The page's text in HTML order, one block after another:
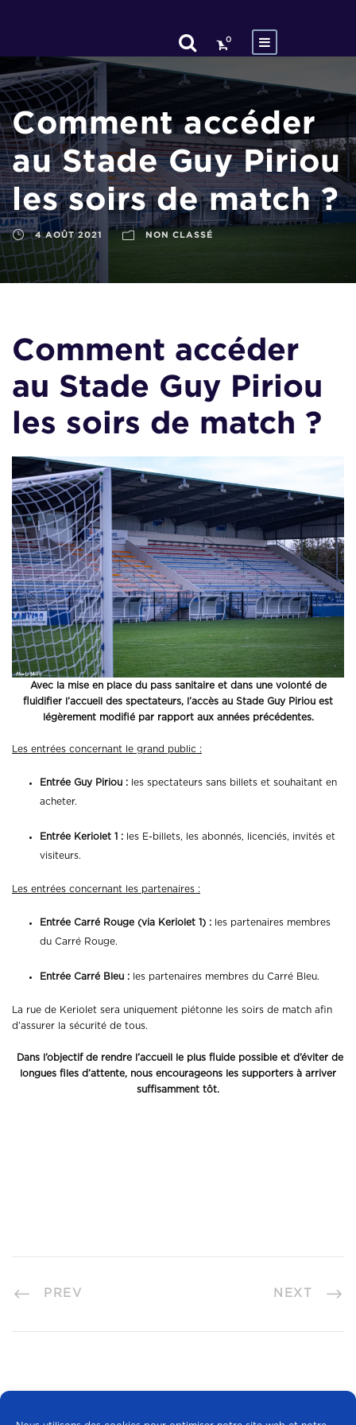
0
Comment accéder
au Stade Guy Piriou
les soirs de match ?
4 AOÛT 2021 NON CLASSÉ
Comment accéder
au Stade Guy Piriou
les soirs de match ?
Avec la mise en place du pass sanitaire et dans une volonté de
fluidifier l’accueil des spectateurs, l’accès au Stade Guy Piriou est
légèrement modifié par rapport aux années précédentes.
Les entrées concernant le grand public :
Entrée Guy Piriou : les spectateurs sans billets et souhaitant en
acheter.
Entrée Keriolet 1 : les E-billets, les abonnés, licenciés, invités et
visiteurs.
Les entrées concernant les partenaires :
Entrée Carré Rouge (via Keriolet 1) : les partenaires membres
du Carré Rouge.
Entrée Carré Bleu : les partenaires membres du Carré Bleu.
La rue de Keriolet sera uniquement piétonne les soirs de match afin
d’assurer la sécurité de tous.
Dans l’objectif de rendre l’accueil le plus fluide possible et d’éviter de
longues files d’attente, nous encourageons les supporters à arriver
suffisamment tôt.
PREV NEXT